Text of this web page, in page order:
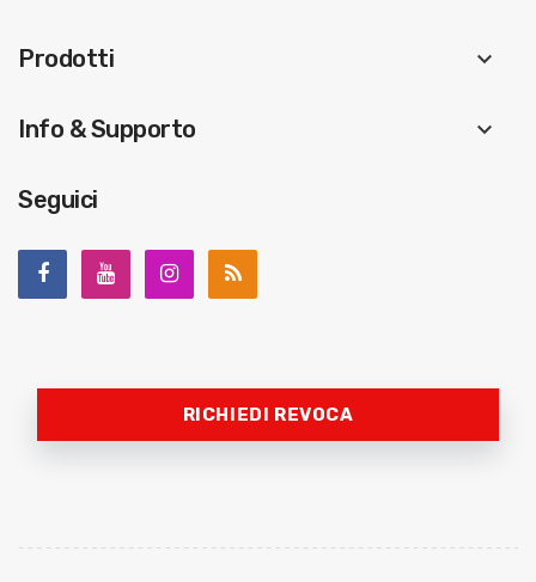
Prodotti keyboard_arrow_down
Info & Supporto keyboard_arrow_down
Seguici
RICHIEDI REVOCA